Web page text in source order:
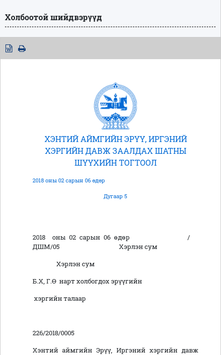
Холбоотой шийдвэрүүд
ХЭНТИЙ АЙМГИЙН ЭРҮҮ, ИРГЭНИЙ
ХЭРГИЙН ДАВЖ ЗААЛДАХ ШАТНЫ
ШҮҮХИЙН ТОГТООЛ
2018 оны 02 сарын 06 өдөр
Дугаар 5
2018 оны 02 сарын 06 өдөр /
ДШМ/05 Хэрлэн сум
Хэрлэн сум
Б.Х, Г.Ө нарт холбогдох эрүүгийн
хэргийн талаар
226/2018/0005
Хэнтий аймгийн Эрүү, Иргэний хэргийн давж